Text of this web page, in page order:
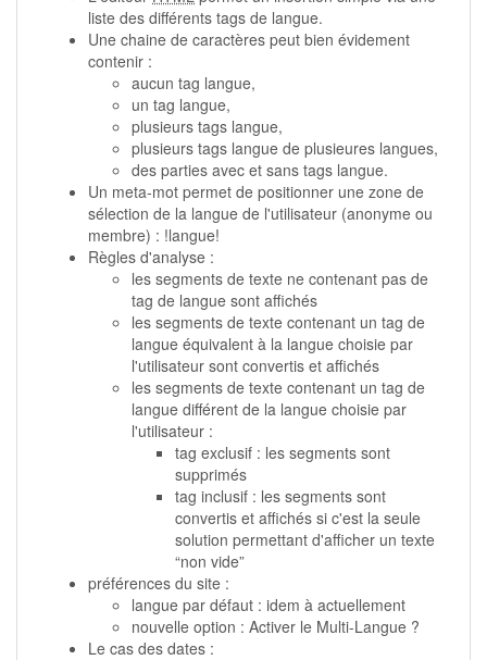
liste des différents tags de langue.
Une chaine de caractères peut bien évidement
contenir :
aucun tag langue,
un tag langue,
plusieurs tags langue,
plusieurs tags langue de plusieures langues,
des parties avec et sans tags langue.
Un meta-mot permet de positionner une zone de
sélection de la langue de l'utilisateur (anonyme ou
membre) : !langue!
Règles d'analyse :
les segments de texte ne contenant pas de
tag de langue sont affichés
les segments de texte contenant un tag de
langue équivalent à la langue choisie par
l'utilisateur sont convertis et affichés
les segments de texte contenant un tag de
langue différent de la langue choisie par
l'utilisateur :
tag exclusif : les segments sont
supprimés
tag inclusif : les segments sont
convertis et affichés si c'est la seule
solution permettant d'afficher un texte
“non vide”
préférences du site :
langue par défaut : idem à actuellement
nouvelle option : Activer le Multi-Langue ?
Le cas des dates :